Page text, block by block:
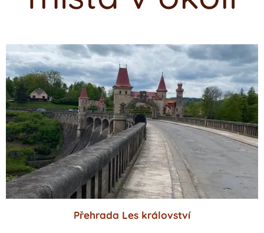
Přehrada Les království